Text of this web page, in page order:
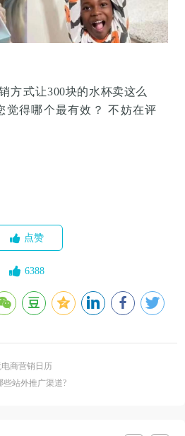
方式让300块的水杯卖这么
觉得哪个最有效？ 不妨在评
点赞
6388
电商营销日历
站外推广渠道?